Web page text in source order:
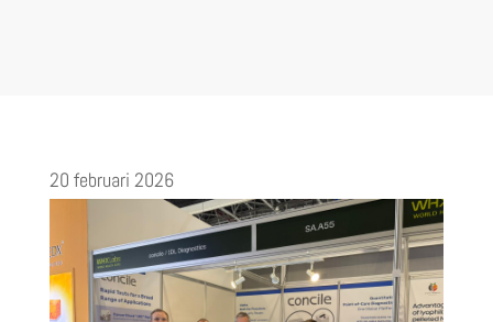
20 februari 2026